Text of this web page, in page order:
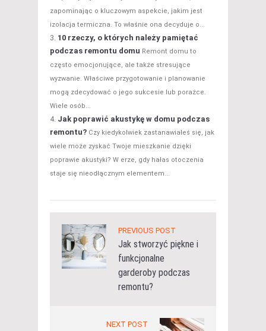
zapominając o kluczowym aspekcie, jakim jest
izolacja termiczna. To właśnie ona decyduje o...
10 rzeczy, o których należy pamiętać
podczas remontu domu Remont domu to
często emocjonujące, ale także stresujące
wyzwanie. Właściwe przygotowanie i planowanie
mogą zdecydować o jego sukcesie lub porażce.
Wiele osób...
Jak poprawić akustykę w domu podczas
remontu? Czy kiedykolwiek zastanawiałeś się, jak
wiele może zyskać Twoje mieszkanie dzięki
poprawie akustyki? W erze, gdy hałas otoczenia
staje się nieodłącznym elementem...
PREVIOUS POST
Jak stworzyć piękne i
funkcjonalne
garderoby podczas
remontu?
NEXT POST